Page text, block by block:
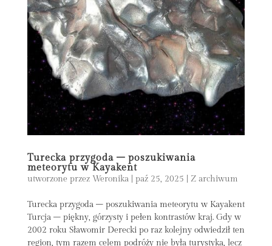
Turecka przygoda – poszukiwania
meteorytu w Kayakent
utworzone przez Weronika| paź 25, 2025 Z archiwum
Turecka przygoda – poszukiwania meteorytu w Kayakent
Turcja – piękny, górzysty i pełen kontrastów kraj. Gdy w
2002 roku Sławomir Derecki po raz kolejny odwiedził ten
region, tym razem celem podróży nie była turystyka, lecz